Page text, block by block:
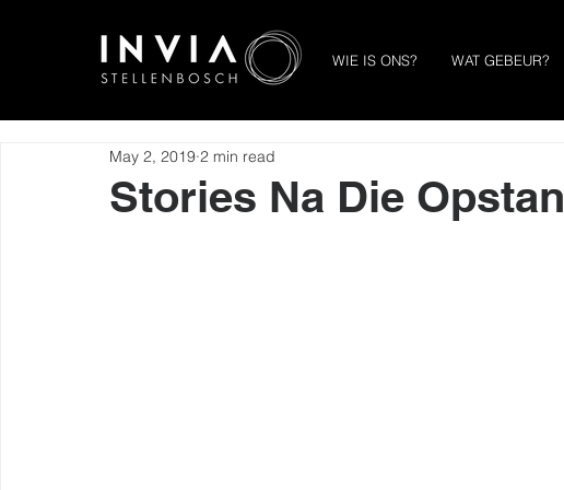
WIE IS ONS? WAT GEBEUR?
Stories Na Die
May 2, 2019 2 min read